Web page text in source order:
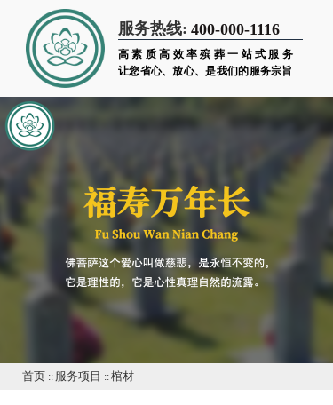
服务热线: 400-000-1116
高素质高效率殡葬一站式服务
让您省心、放心、是我们的服务宗旨
首页 :: 服务项目 ::棺材